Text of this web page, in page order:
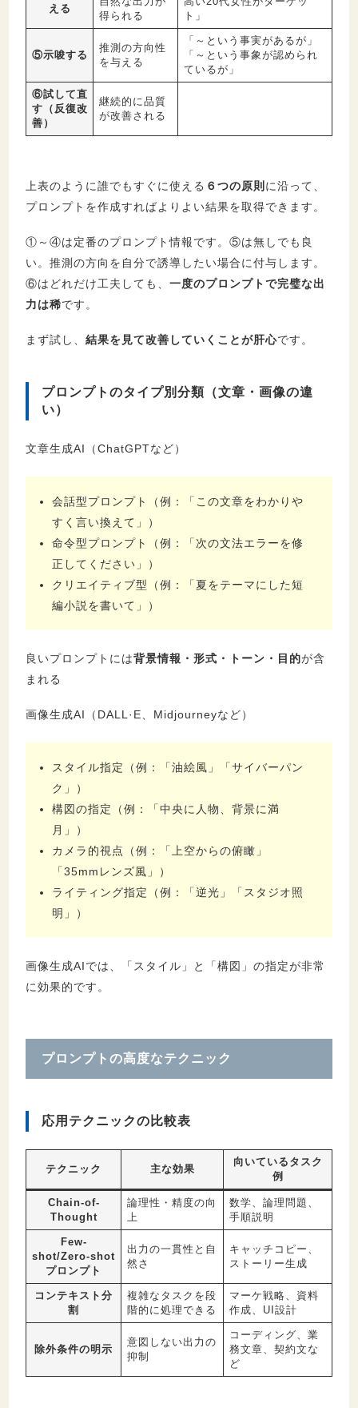
える
得られる
ト」
⑤示唆する
推測の方向性
を与える
「～という事実があるが」
「～という事象が認められ
ているが」
⑥試して直
す（反復改
善）
継続的に品質
が改善される
上表のように誰でもすぐに使える ６つの原則に沿って、
プロンプトを作成すればよりよい結果を取得できます。
①～④は定番のプロンプト情報です。⑤は無しでも良
い。推測の方向を自分で誘導したい場合に付与します。
⑥はどれだけ工夫しても、 一度のプロンプトで完璧な出
力は稀です。
まず試し、 結果を見て改善していくことが肝心です。
プロンプトのタイプ別分類（文章・画像の違
い）
文章生成AI（ChatGPTなど）
会話型プロンプト（例：「この文章をわかりや
すく言い換えて」）
命令型プロンプト（例：「次の文法エラーを修
正してください」）
クリエイティブ型（例：「夏をテーマにした短
編小説を書いて」）
良いプロンプトには背景情報・形式・トーン・目的が含
まれる
画像生成AI（DALL·E、Midjourneyなど）
スタイル指定（例：「油絵風」「サイバーパン
ク」）
構図の指定（例：「中央に人物、背景に満
月」）
カメラ的視点（例：「上空からの俯瞰」
「35mmレンズ風」）
ライティング指定（例：「逆光」「スタジオ照
明」）
画像生成AIでは、「スタイル」と「構図」の指定が非常
に効果的です。
プロンプトの高度なテクニック
応用テクニックの比較表
テクニック 主な効果
向いているタスク
例
Chain-of-
Thought
論理性・精度の向
上
数学、論理問題、
手順説明
Few-
shot/Zero-shot
プロンプト
出力の一貫性と自
然さ
キャッチコピー、
ストーリー生成
コンテキスト分
割
複雑なタスクを段
階的に処理できる
マーケ戦略、資料
作成、UI設計
除外条件の明示
意図しない出力の
抑制
コーディング、業
務文章、契約文な
ど